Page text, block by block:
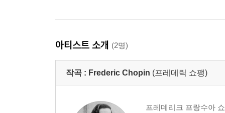
아티스트 소개 (2명)
작곡 : Frederic Chopin (프레데릭 쇼팽)
프레데리크 프랑수아